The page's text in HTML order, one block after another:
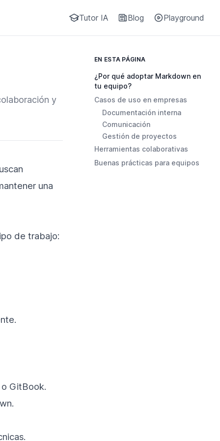
Tutor IA Blog Playground
y
una
de trabajo:
GitBook.
EN ESTA PÁGINA
¿Por qué adoptar Markdown en
tu equipo?
Casos de uso en empresas
Documentación interna
Comunicación
Gestión de proyectos
Herramientas colaborativas
Buenas prácticas para equipos